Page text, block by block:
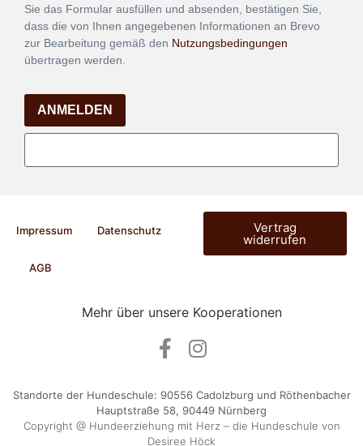
Sie das Formular ausfüllen und absenden, bestätigen Sie,
dass die von Ihnen angegebenen Informationen an Brevo
zur Bearbeitung gemäß den Nutzungsbedingungen
übertragen werden.
ANMELDEN
Impressum Datenschutz
AGB
Vertrag
widerrufen
Mehr über unsere Kooperationen
Standorte der Hundeschule: 90556 Cadolzburg und Röthenbacher
Hauptstraße 58, 90449 Nürnberg
Copyright @ Hundeerziehung mit Herz – die Hundeschule von
Desiree Höck